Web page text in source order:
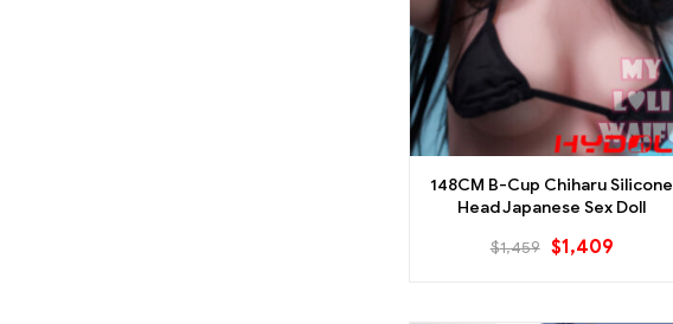
148CM B-Cup Chiharu Silicone
Head Japanese Sex Doll
$1,459 $1,409